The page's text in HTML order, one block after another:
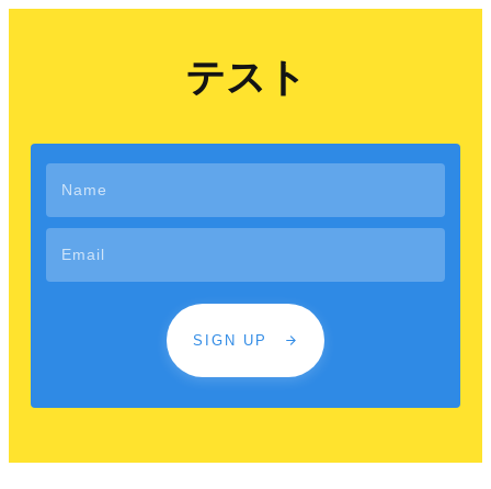
テスト
SIGN UP